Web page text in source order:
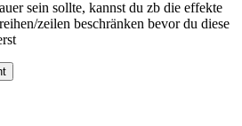
sein sollte, kannst du zb die effekte
zeilen beschränken bevor du diese